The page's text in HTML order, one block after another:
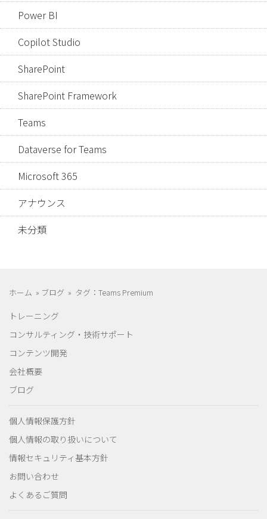
Power BI
Copilot Studio
SharePoint
SharePoint Framework
Teams
Dataverse for Teams
Microsoft 365
アナウンス
未分類
ホーム » ブログ » タグ：Teams Premium
トレーニング
コンサルティング・技術サポート
コンテンツ開発
会社概要
ブログ
個人情報保護方針
個人情報の取り扱いについて
情報セキュリティ基本方針
お問い合わせ
よくあるご質問